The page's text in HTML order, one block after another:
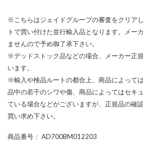
※こちらはジェイドグループの審査をクリア
トで買い付けた並行輸入品となります。メー
ませんので予め御了承下さい。
※デッドストック品などの場合、メーカー正
います。
※輸入や検品ルートの都合上、商品によって
品中の若干のシワや傷、商品によってはセキ
ている場合などがございますが、正規品の確
買い求め下さい。
商品番号 ： AD700BM012203